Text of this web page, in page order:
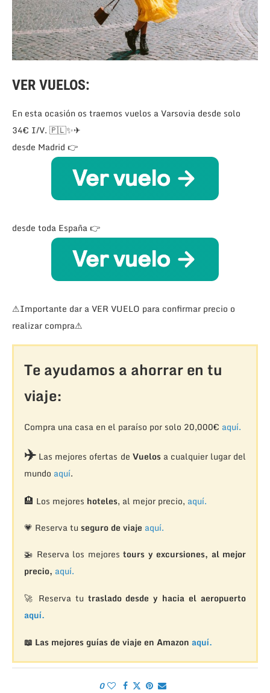
VER VUELOS:
En esta ocasión os traemos vuelos a Varsovia desde solo
34€ I/V. 🇵🇱✨✈
desde Madrid 👉
desde toda España 👉
⚠Importante dar a VER VUELO para confirmar precio o
realizar compra⚠
Te ayudamos a ahorrar en tu
viaje:
Compra una casa en el paraíso por solo 20,000€ aquí.
✈️Las mejores ofertas de Vuelosa cualquier lugar del
mundo aquí.
🏨 Los mejores hoteles, al mejor precio, aquí.
💗 Reserva tu seguro de viaje aquí.
🚁 Reserva los mejorestours y excursiones, al mejor
precio, aquí.
🚀 Reserva tu traslado desde y hacia el aeropuerto
aquí.
📖 Las mejores guías de viaje en Amazon aquí.
0